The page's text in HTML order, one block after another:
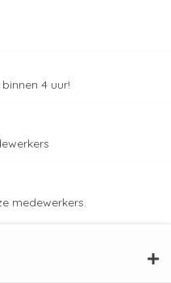
4 uur!
medewerkers.